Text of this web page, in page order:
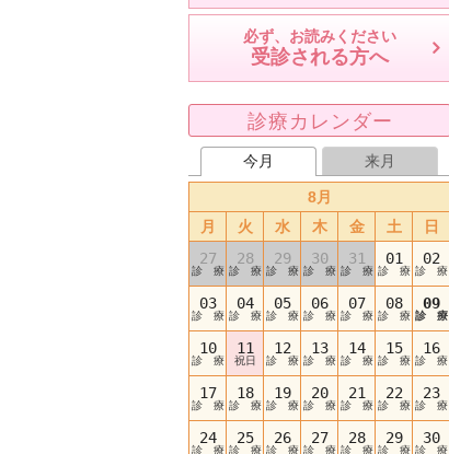
必ず、お読みください
受診される方へ
診療カレンダー
今月 来月
8月
月
火 水 木 金 土
日
27
診 療
28
診 療
29
診 療
30
診 療
31
診 療
01
診 療
02
診 療
03
診 療
04
診 療
05
診 療
06
診 療
07
診 療
08
診 療
09
診 療
10
診 療
11
祝日
12
診 療
13
診 療
14
診 療
15
診 療
16
診 療
17
診 療
18
診 療
19
診 療
20
診 療
21
診 療
22
診 療
23
診 療
24
診 療
25
診 療
26
診 療
27
診 療
28
診 療
29
診 療
30
診 療